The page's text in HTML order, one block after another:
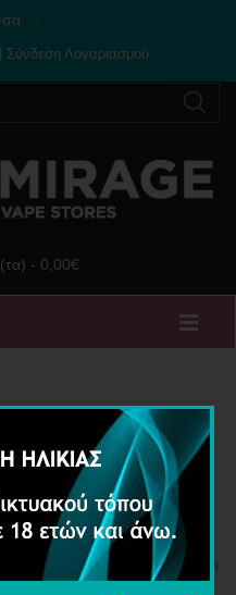
Σύνδεση Λογαριασμού
- 0,00€
ένα ηλεκτρονικό εμπορικό
Διαδικτύου (στο εξής
που δημιούργησε και
MIRAGE ELECTRONIC
Νικόλαο Κρήτης. Εκπροσωπείται
Αγίου Νικολάου, ηλεκτρονική